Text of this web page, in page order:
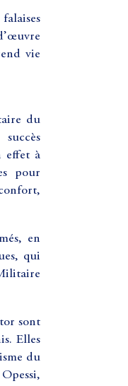
vie
du
effet à
pour
en
qui
sont
Elles
du